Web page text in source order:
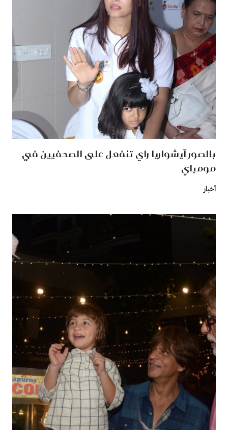
بالصور آيشواريا راي تنفعل على الصحفيين في
مومباي
أخبار